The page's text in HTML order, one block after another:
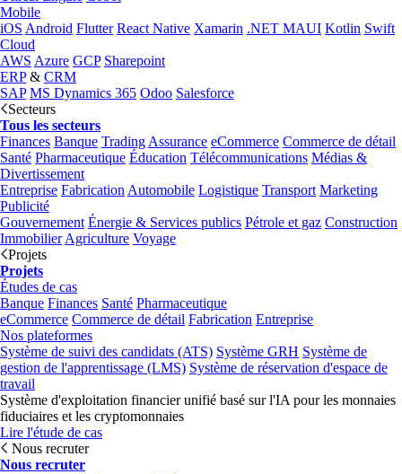
Mobile
iOS Android Flutter React Native Xamarin .NET MAUI Kotlin Swift
Cloud
AWS Azure GCP Sharepoint
ERP& CRM
SAP MS Dynamics 365 Odoo Salesforce
Secteurs
Tous les secteurs
Finances Banque Trading Assurance eCommerce Commerce de détail
Santé Pharmaceutique Éducation Télécommunications Médias &
Divertissement
Entreprise Fabrication Automobile Logistique Transport Marketing
Publicité
Gouvernement Énergie & Services publics Pétrole et gaz Construction
Immobilier Agriculture Voyage
Projets
Projets
Études de cas
Banque Finances Santé Pharmaceutique
eCommerce Commerce de détail Fabrication Entreprise
Nos plateformes
Système de suivi des candidats (ATS) Système GRH Système de
gestion de l'apprentissage (LMS) Système de réservation d'espace de
travail
Système d'exploitation financier unifié basé sur l'IA pour les monnaies
fiduciaires et les cryptomonnaies
Lire l'étude de cas
Nous recruter
Nous recruter